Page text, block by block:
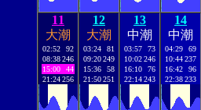
11
大潮
02:52
92
08:38246
15:00
44
21:24256
12
大潮
03:24
81
09:20249
15:36
58
21:50251
13
中潮
03:57
73
10:02246
16:10
76
22:14243
14
中潮
04:29
69
10:44237
16:42
96
22:38233